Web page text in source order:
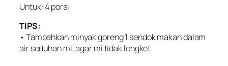
Untuk: 4 porsi
TIPS:
• Tambahkan minyak goreng 1 sendok makan dalam
air seduhan mi, agar mi tidak lengket